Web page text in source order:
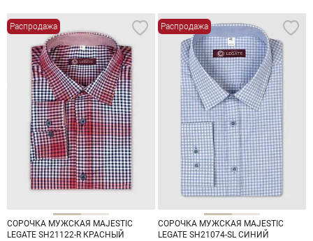
Распродажа
СОРОЧКА МУЖСКАЯ MAJESTIC
LEGATE SH21122-R КРАСНЫЙ
Распродажа
СОРОЧКА МУЖСКАЯ MAJESTIC
LEGATE SH21074-SL СИНИЙ